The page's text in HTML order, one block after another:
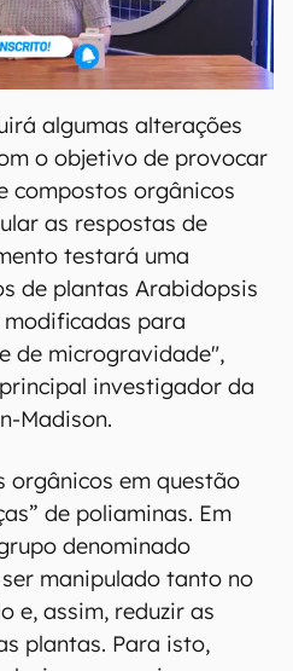
algumas alterações
o objetivo de provocar
compostos orgânicos
as respostas de
testará uma
de plantas Arabidopsis
para
de microgravidade",
investigador da
Madison.
orgânicos em questão
de poliaminas. Em
denominado
manipulado tanto no
e, assim, reduzir as
plantas. Para isto,